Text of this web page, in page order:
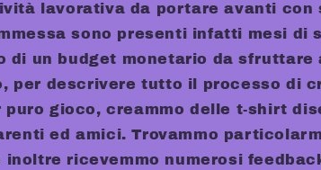
lavorativa da portare avanti con
sono presenti infatti mesi di
di un budget monetario da
per descrivere tutto il processo di
puro gioco, creammo delle t-shirt
ed amici. Trovammo
inoltre ricevemmo numerosi